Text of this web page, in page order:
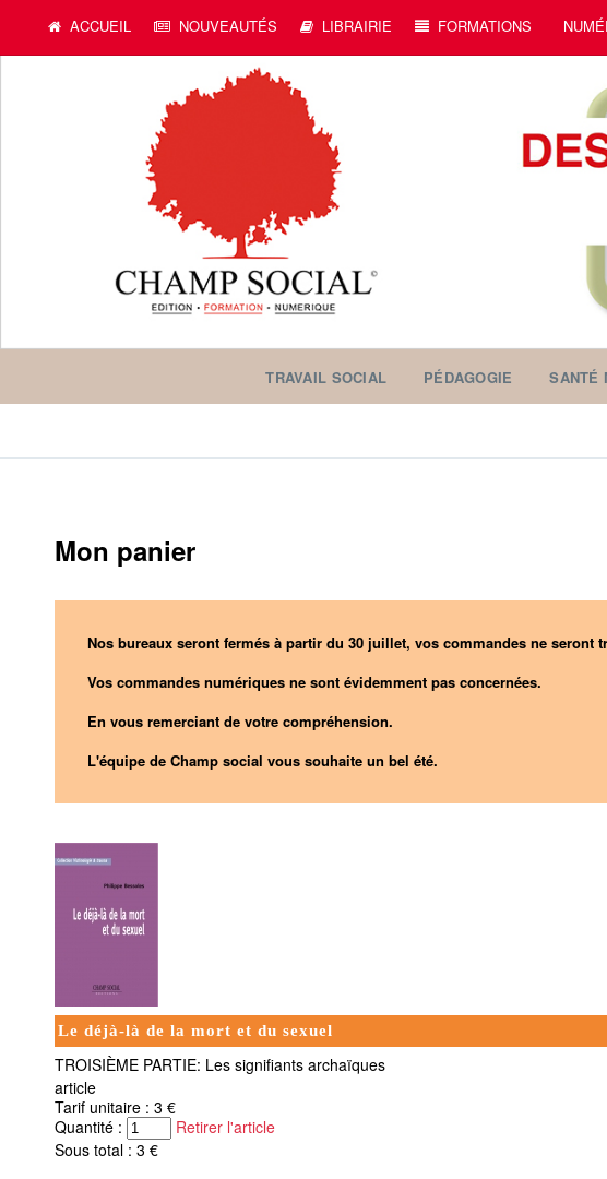
ACCUEIL NOUVEAUTÉS LIBRAIRIE FORMATIONS
TRAVAIL SOCIAL PÉDAGOGIE SANTÉ
Mon panier
Nos bureaux seront fermés à partir du 30 juillet, vos commandes ne seront
Vos commandes numériques ne sont évidemment pas concernées.
En vous remerciant de votre compréhension.
L'équipe de Champ social vous souhaite un bel été.
Le déjà-là de la mort et du sexuel
TROISIÈME PARTIE: Les signifiants archaïques
article
Tarif unitaire : 3 €
Quantité :
Retirer l'article
Sous total : 3 €